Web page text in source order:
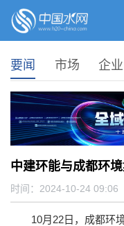
要闻 市场 企业
中建环能与成都环
时间：2024-10-24 09:06
10月22日，成都环境